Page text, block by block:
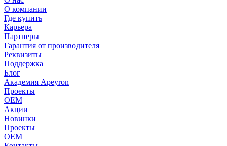
О компании
Где купить
Карьера
Партнеры
Гарантия от производителя
Реквизиты
Поддержка
Блог
Академия Apeyron
Проекты
ОЕМ
Акции
Новинки
Проекты
ОЕМ